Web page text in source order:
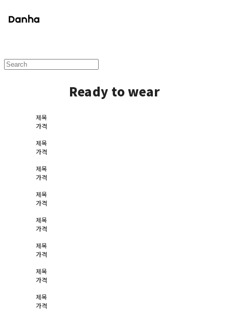
Ready to wear
제목
가격
제목
가격
제목
가격
제목
가격
제목
가격
제목
가격
제목
가격
제목
가격